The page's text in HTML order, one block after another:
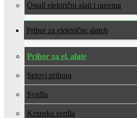
Ostali električni alati i oprema
Pribor za električne alate
Pribor za el. alate
Setovi pribora
Svrdla
Krunska svrdla